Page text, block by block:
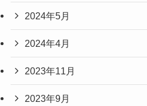
2024年5月
2024年4月
2023年11月
2023年9月